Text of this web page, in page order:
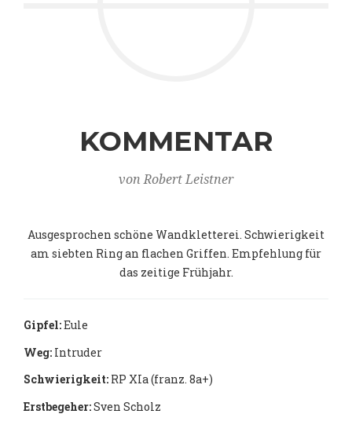
KOMMENTAR
von Robert Leistner
Ausgesprochen schöne Wandkletterei. Schwierigkeit
am siebten Ring an flachen Griffen. Empfehlung für
das zeitige Frühjahr.
Gipfel:Eule
Weg: Intruder
Schwierigkeit: RP XIa (franz. 8a+)
Erstbegeher:Sven Scholz